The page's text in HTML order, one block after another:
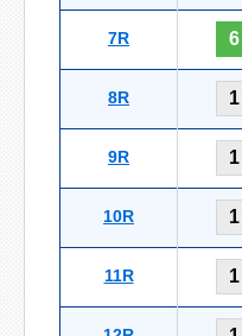
7R 6
8R 1
9R 1
10R 1
11R 1